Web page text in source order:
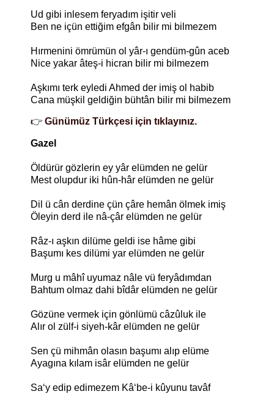
Ud gibi inlesem feryadım işitir veli
Ben ne içün ettiğim efgân bilir mi bilmezem
Hırmenini ömrümün ol yâr-ı gendüm-gûn aceb
Nice yakar âteş-i hicran bilir mi bilmezem
Aşkımı terk eyledi Ahmed der imiş ol habib
Cana müşkil geldiğin bühtân bilir mi bilmezem
👉 Günümüz Türkçesi için tıklayınız.
Gazel
Öldürür gözlerin ey yâr elümden ne gelür
Mest olupdur iki hûn-hâr elümden ne gelür
Dil ü cân derdine çün çâre hemân ölmek imiş
Öleyin derd ile nâ-çâr elümden ne gelür
Râz-ı aşkın dilüme geldi ise hâme gibi
Başumı kes dilümi yar elümden ne gelür
Murg u mâhî uyumaz nâle vü feryâdımdan
Bahtum olmaz dahi bîdâr elümden ne gelür
Gözüne vermek için gönlümü câzûluk ile
Alır ol zülf-i siyeh-kâr elümden ne gelür
Sen çü mihmân olasın başumı alıp elüme
Ayagına kılam isâr elümden ne gelür
Sa‘y edip edimezem Kâ‘be-i kûyunu tavâf